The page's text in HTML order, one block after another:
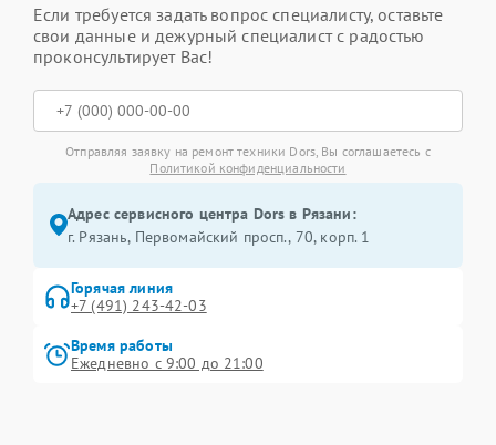
Если требуется задать вопрос специалисту, оставьте
свои данные и дежурный специалист с радостью
проконсультирует Вас!
Отправляя заявку на ремонт техники Dors, Вы соглашаетесь с
Политикой конфиденциальности
Адрес сервисного центра Dors в Рязани:
г. Рязань, Первомайский просп., 70, корп. 1
Горячая линия
+7 (491) 243-42-03
Время работы
Ежедневно с 9:00 до 21:00